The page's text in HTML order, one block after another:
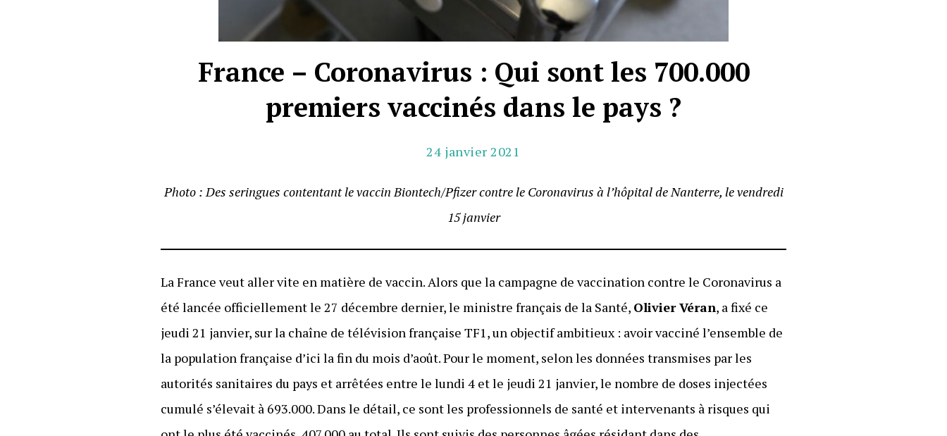
France – Coronavirus : Qui sont les 700.000
premiers vaccinés dans le pays ?
24 janvier 2021
Photo : Des seringues contentant le vaccin Biontech/Pfizer contre le Coronavirus à l’hôpital de Nanterre, le vendredi
15 janvier
La France veut aller vite en matière de vaccin. Alors que la campagne de vaccination contre le Coronavirus a
été lancée officiellement le 27 décembre dernier, le ministre français de la Santé, Olivier Véran, a fixé ce
jeudi 21 janvier, sur la chaîne de télévision française TF1, un objectif ambitieux : avoir vacciné l’ensemble de
la population française d’ici la fin du mois d’août. Pour le moment, selon les données transmises par les
autorités sanitaires du pays et arrêtées entre le lundi 4 et le jeudi 21 janvier, le nombre de doses injectées
cumulé s’élevait à 693.000. Dans le détail, ce sont les professionnels de santé et intervenants à risques qui